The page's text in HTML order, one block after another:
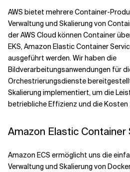
AWS bietet mehrere Container-
Verwaltung und Skalierung von
der AWS Cloud können Container
EKS, Amazon Elastic Container
ausgeführt werden. Wir haben die
Bildverarbeitungsanwendungen für
Orchestrierungsdienste
Skalierung implementiert, um die
betriebliche Effizienz und die Kosten
Amazon Elastic Container
Amazon ECS ermöglicht uns die
Verwaltung und Skalierung von